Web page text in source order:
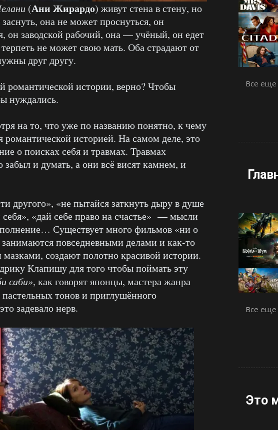
(Ани Жирардо) живут стена в стену, но
она не может проснуться, он
он заводской рабочий, она — учёный, он едет
не может свою мать. Оба страдают от
друг другу.
романтической истории, верно? Чтобы
нуждались.
на то, что уже по названию понятно, к чему
романтической историей. На самом деле, это
о поисках себя и травмах. Травмах
и думать, а они всё висят камнем, и
другого», «не пытайся заткнуть дыру в душе
«дай себе право на счастье» — мысли
Существует много фильмов «ни о
повседневными делами и как-то
создают полотно красивой истории.
Клапишу для того чтобы поймать эту
саби», как говорят японцы, мастера жанра
тонов и приглушённого
задевало нерв.
Все еще
Все еще
Это